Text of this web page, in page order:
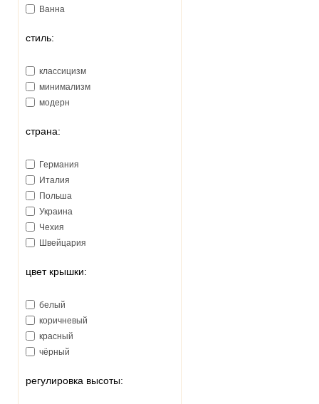
Ванна
стиль:
классицизм
минимализм
модерн
страна:
Германия
Италия
Польша
Украина
Чехия
Швейцария
цвет крышки:
белый
коричневый
красный
чёрный
регулировка высоты: